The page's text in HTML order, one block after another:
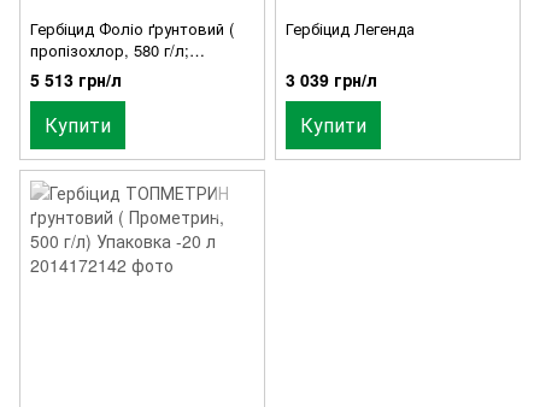
Гербіцид Фоліо ґрунтовий (
пропізохлор, 580 г/л;
флурохлорідон, 200 г/л )
5 513 грн/л
Купити
Гербіцид Легенда
3 039 грн/л
Купити